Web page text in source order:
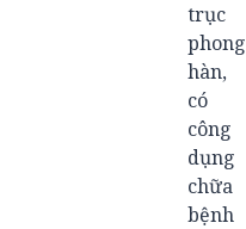
trục
phong
hàn,
có
công
dụng
chữa
bệnh